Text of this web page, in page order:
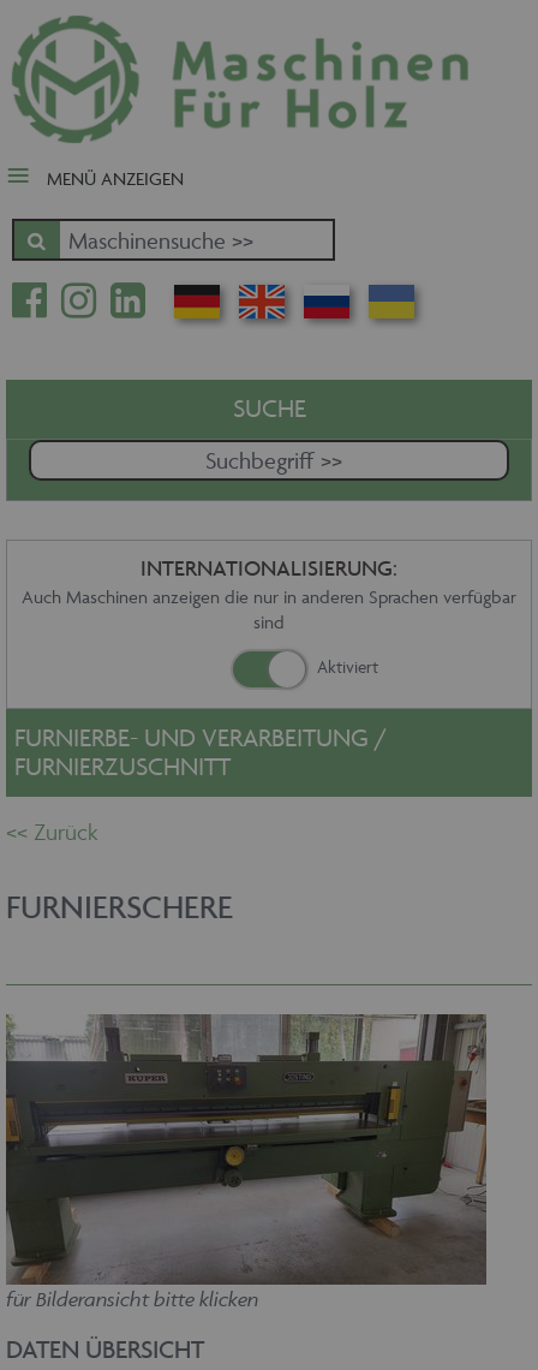
close Submenü
Nach Fertigungsschwerpunkt
Schnäppchen
Zuschnitt - Sägen
Kantenbearbeitung
Fräsen - Bohren - Hobeln - CNC
Oberfläche
Massivholz
Handling - Transportieren -
Stapeln - Verpacken etc.
Absaugen - Versorgen -
Service
Kontakt
Impressum
Datenschutz
MENÜ ANZEIGEN
SUCHE
INTERNATIONALISIERUNG:
Auch Maschinen anzeigen die nur in anderen Sprachen verfügbar
sind
FURNIERBE- UND VERARBEITUNG /
FURNIERZUSCHNITT
FURNIERSCHERE
für Bilderansicht bitte klicken
DATEN ÜBERSICHT